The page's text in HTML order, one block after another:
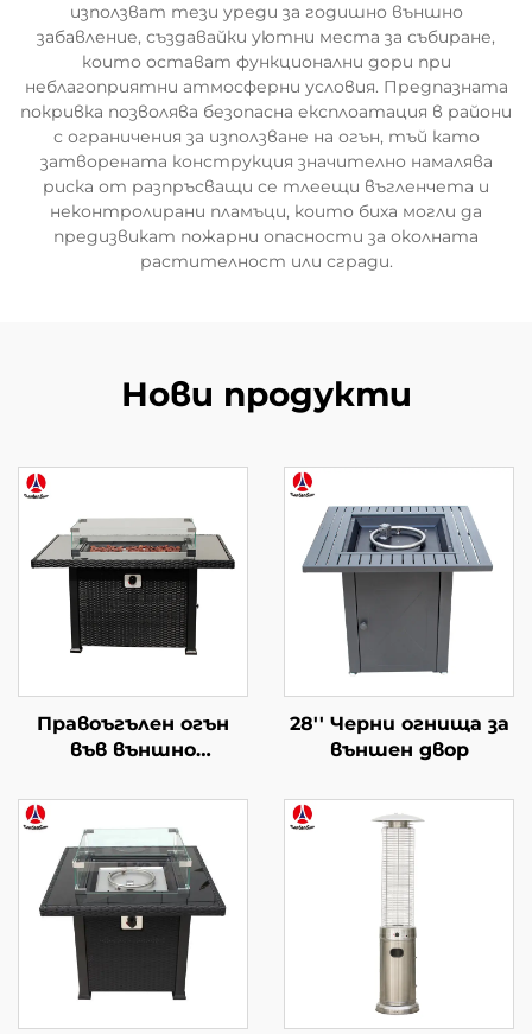
използват тези уреди за годишно външно
забавление, създавайки уютни места за събиране,
които остават функционални дори при
неблагоприятни атмосферни условия. Предпазната
покривка позволява безопасна експлоатация в райони
с ограничения за използване на огън, тъй като
затворената конструкция значително намалява
риска от разпръсващи се тлеещи въгленчета и
неконтролирани пламъци, които биха могли да
предизвикат пожарни опасности за околната
растителност или сгради.
Нови продукти
Правоъгълен огън
във външно
върба
28'' Черни огнища за
външен двор